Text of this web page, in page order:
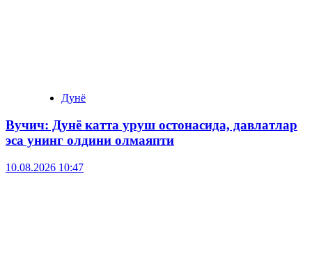
Дунё
Вучич: Дунё катта уруш остонасида, давлатлар
эса унинг олдини олмаяпти
10.08.2026 10:47